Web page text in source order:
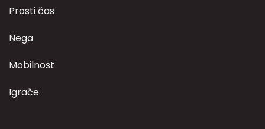
Prosti čas
Nega
Mobilnost
Igrače